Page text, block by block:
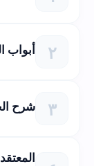
أبواب
شرح